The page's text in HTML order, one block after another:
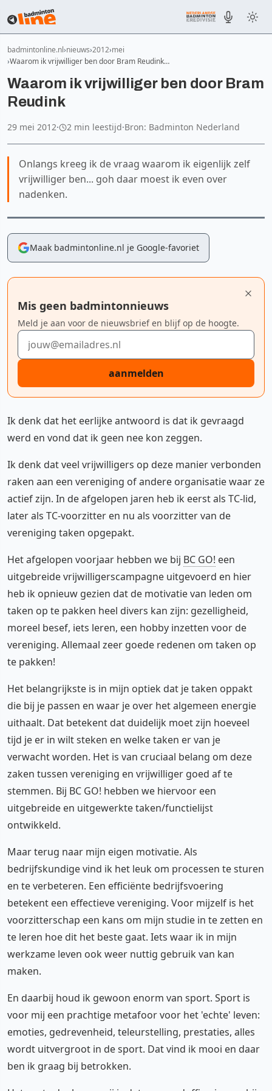
badmintonline.nl nieuws 2012 mei
Waarom ik vrijwilliger ben door Bram Reudink…
Waarom ik vrijwilliger ben door Bram
Reudink
29 mei 2012· 2 min leestijd·Bron: Badminton Nederland
Onlangs kreeg ik de vraag waarom ik eigenlijk zelf
vrijwilliger ben... goh daar moest ik even over
nadenken.
Maak badmintonline.nl je Google-favoriet
Mis geen badmintonnieuws
Meld je aan voor de nieuwsbrief en blijf op de hoogte.
E-mailadres
aanmelden
Ik denk dat het eerlijke antwoord is dat ik gevraagd
werd en vond dat ik geen nee kon zeggen.
Ik denk dat veel vrijwilligers op deze manier verbonden
raken aan een vereniging of andere organisatie waar ze
actief zijn. In de afgelopen jaren heb ik eerst als TC-lid,
later als TC-voorzitter en nu als voorzitter van de
vereniging taken opgepakt.
Het afgelopen voorjaar hebben we bij BC GO! een
uitgebreide vrijwilligerscampagne uitgevoerd en hier
heb ik opnieuw gezien dat de motivatie van leden om
taken op te pakken heel divers kan zijn: gezelligheid,
moreel besef, iets leren, een hobby inzetten voor de
vereniging. Allemaal zeer goede redenen om taken op
te pakken!
Het belangrijkste is in mijn optiek dat je taken oppakt
die bij je passen en waar je over het algemeen energie
uithaalt. Dat betekent dat duidelijk moet zijn hoeveel
tijd je er in wilt steken en welke taken er van je
verwacht worden. Het is van cruciaal belang om deze
zaken tussen vereniging en vrijwilliger goed af te
stemmen. Bij BC GO! hebben we hiervoor een
uitgebreide en uitgewerkte taken/functielijst
ontwikkeld.
Maar terug naar mijn eigen motivatie. Als
bedrijfskundige vind ik het leuk om processen te sturen
en te verbeteren. Een efficiënte bedrijfsvoering
betekent een effectieve vereniging. Voor mijzelf is het
voorzitterschap een kans om mijn studie in te zetten en
te leren hoe dit het beste gaat. Iets waar ik in mijn
werkzame leven ook weer nuttig gebruik van kan
maken.
En daarbij houd ik gewoon enorm van sport. Sport is
voor mij een prachtige metafoor voor het 'echte' leven:
emoties, gedrevenheid, teleurstelling, prestaties, alles
wordt uitvergroot in de sport. Dat vind ik mooi en daar
ben ik graag bij betrokken.